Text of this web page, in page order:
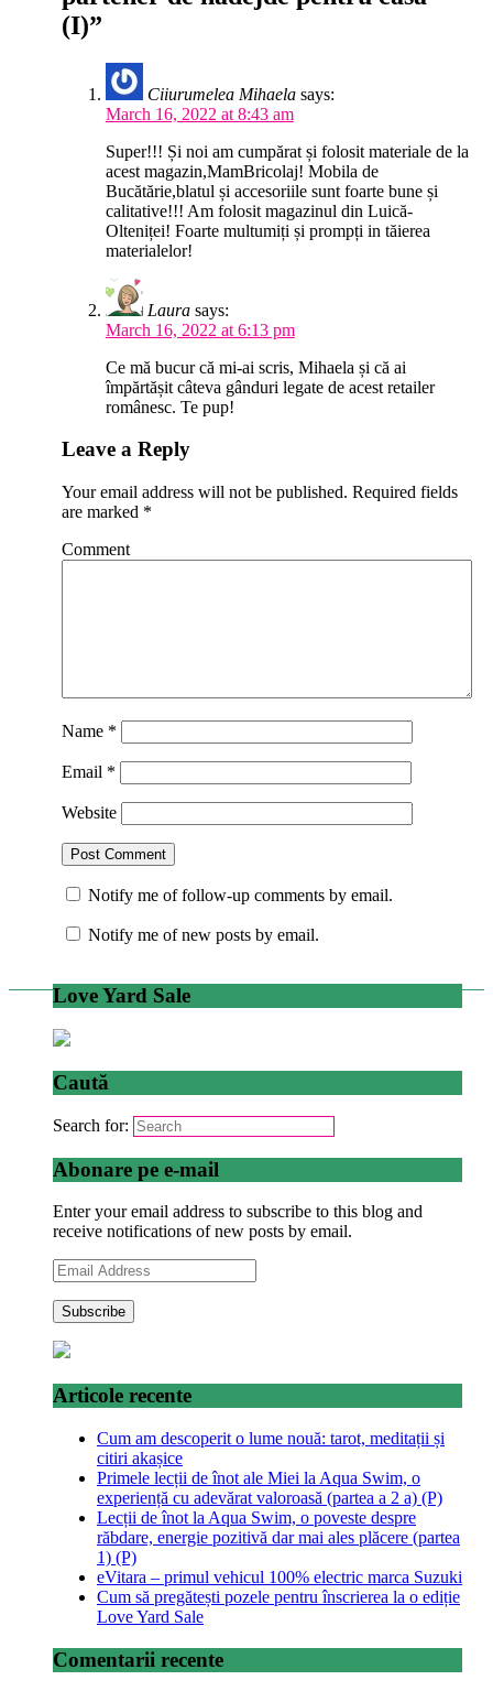
(I)”
Ciiurumelea Mihaela says:
March 16, 2022 at 8:43 am
Super!!! Și noi am cumpărat și folosit materiale de la
acest magazin,MamBricolaj! Mobila de
Bucătărie,blatul și accesoriile sunt foarte bune și
calitative!!! Am folosit magazinul din Luică-
Olteniței! Foarte multumiți și prompți in tăierea
materialelor!
Laura says:
March 16, 2022 at 6:13 pm
Ce mă bucur că mi-ai scris, Mihaela și că ai
împărtășit câteva gânduri legate de acest retailer
românesc. Te pup!
Leave a Reply
Your email address will not be published. Required fields
are marked *
Comment
Name *
Email *
Website
Notify me of follow-up comments by email.
Notify me of new posts by email.
Love Yard Sale
Caută
Search for:
Abonare pe e-mail
Enter your email address to subscribe to this blog and
receive notifications of new posts by email.
Email
Address
Articole recente
Cum am descoperit o lume nouă: tarot, meditații și
citiri akașice
Primele lecții de înot ale Miei la Aqua Swim, o
experiență cu adevărat valoroasă (partea a 2 a) (P)
Lecții de înot la Aqua Swim, o poveste despre
răbdare, energie pozitivă dar mai ales plăcere (partea
1) (P)
eVitara – primul vehicul 100% electric marca Suzuki
Cum să pregătești pozele pentru înscrierea la o ediție
Love Yard Sale
Comentarii recente